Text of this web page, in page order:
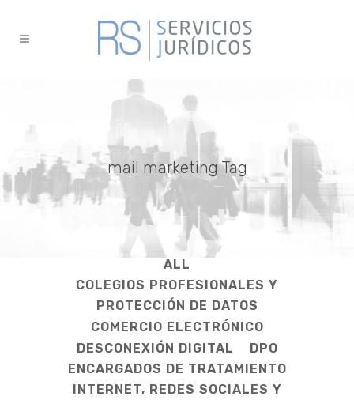
mail marketing Tag
ALL
COLEGIOS PROFESIONALES Y
PROTECCIÓN DE DATOS
COMERCIO ELECTRÓNICO
DESCONEXIÓN DIGITAL
DPO
ENCARGADOS DE TRATAMIENTO
INTERNET, REDES SOCIALES Y